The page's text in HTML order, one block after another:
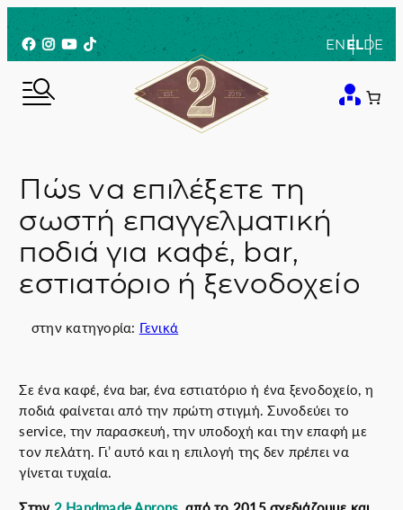
στο
περιεχόμενο
Facebook
Instagram
YouTube
TikTok ENELDE
Πώς να επιλέξετε τη
σωστή επαγγελματική
ποδιά για καφέ, bar,
εστιατόριο ή ξενοδοχείο
στην κατηγορία: Γενικά
Σε ένα καφέ, ένα bar, ένα εστιατόριο ή ένα ξενοδοχείο, η
ποδιά φαίνεται από την πρώτη στιγμή. Συνοδεύει το
service, την παρασκευή, την υποδοχή και την επαφή με
τον πελάτη. Γι’ αυτό και η επιλογή της δεν πρέπει να
γίνεται τυχαία.